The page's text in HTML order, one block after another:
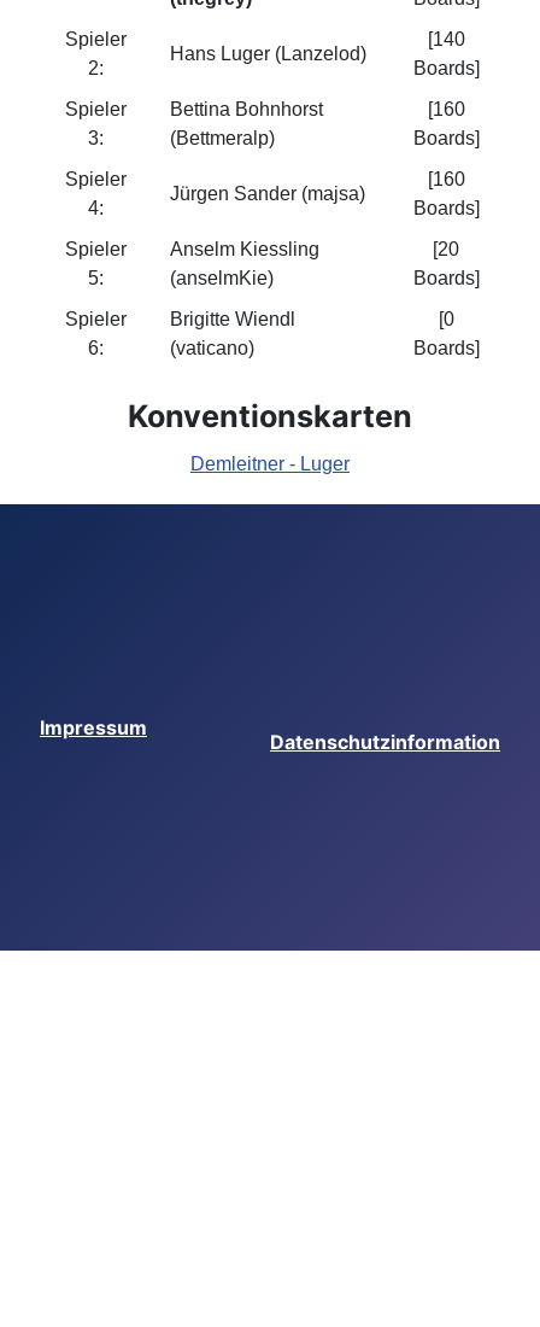
Spieler
2:
Hans Luger (Lanzelod)
[140
Boards]
Spieler
3:
Bettina Bohnhorst
(Bettmeralp)
[160
Boards]
Spieler
4:
Jürgen Sander (majsa)
[160
Boards]
Spieler
5:
Anselm Kiessling
(anselmKie)
[20
Boards]
Spieler
6:
Brigitte Wiendl
(vaticano)
[0
Boards]
Konventionskarten
Demleitner - Luger
Impressum
Datenschutzinformation